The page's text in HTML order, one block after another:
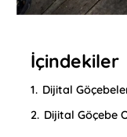
İçindekiler
1. Dijital
2. Dijital Göçebe